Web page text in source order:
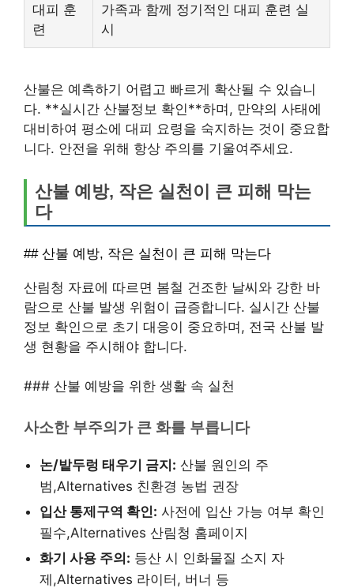
대피 훈
련
가족과 함께 정기적인 대피 훈련 실
시
산불은 예측하기 어렵고 빠르게 확산될 수 있습니
다. **실시간 산불정보 확인**하며, 만약의 사태에
대비하여 평소에 대피 요령을 숙지하는 것이 중요합
니다. 안전을 위해 항상 주의를 기울여주세요.
산불 예방, 작은 실천이 큰 피해 막는
다
## 산불 예방, 작은 실천이 큰 피해 막는다
산림청 자료에 따르면 봄철 건조한 날씨와 강한 바
람으로 산불 발생 위험이 급증합니다. 실시간 산불
정보 확인으로 초기 대응이 중요하며, 전국 산불 발
생 현황을 주시해야 합니다.
### 산불 예방을 위한 생활 속 실천
사소한 부주의가 큰 화를 부릅니다
논/밭두렁 태우기 금지: 산불 원인의 주
범,Alternatives 친환경 농법 권장
입산 통제구역 확인: 사전에 입산 가능 여부 확인
필수,Alternatives 산림청 홈페이지
화기 사용 주의: 등산 시 인화물질 소지 자
제,Alternatives 라이터, 버너 등